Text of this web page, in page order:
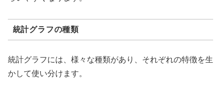
統計グラフの種類
統計グラフには、様々な種類があり、それぞれの特徴を生
かして使い分けます。